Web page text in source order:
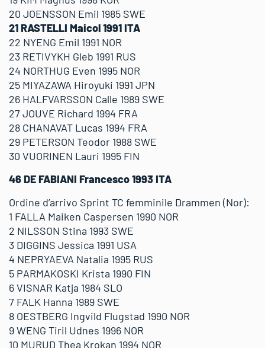
20 JOENSSON Emil 1985 SWE
21 RASTELLI Maicol 1991 ITA
22 NYENG Emil 1991 NOR
23 RETIVYKH Gleb 1991 RUS
24 NORTHUG Even 1995 NOR
25 MIYAZAWA Hiroyuki 1991 JPN
26 HALFVARSSON Calle 1989 SWE
27 JOUVE Richard 1994 FRA
28 CHANAVAT Lucas 1994 FRA
29 PETERSON Teodor 1988 SWE
30 VUORINEN Lauri 1995 FIN
46 DE FABIANI Francesco 1993 ITA
Ordine d’arrivo Sprint TC femminile Drammen (Nor):
1 FALLA Maiken Caspersen 1990 NOR
2 NILSSON Stina 1993 SWE
3 DIGGINS Jessica 1991 USA
4 NEPRYAEVA Natalia 1995 RUS
5 PARMAKOSKI Krista 1990 FIN
6 VISNAR Katja 1984 SLO
7 FALK Hanna 1989 SWE
8 OESTBERG Ingvild Flugstad 1990 NOR
9 WENG Tiril Udnes 1996 NOR
10 MURUD Thea Krokan 1994 NOR